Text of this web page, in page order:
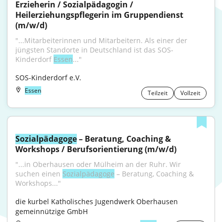
Erzieherin / Sozialpädagogin /
Heilerziehungspflegerin im Gruppendienst
(m/w/d)
"...Mitarbeiterinnen und Mitarbeitern. Als einer der
jüngsten Standorte in Deutschland ist das SOS-
Kinderdorf Essen..."
SOS-Kinderdorf e.V.
Essen Teilzeit Vollzeit
Sozialpädagoge – Beratung, Coaching &
Workshops / Berufsorientierung (m/w/d)
"...in Oberhausen oder Mülheim an der Ruhr. Wir
suchen einen Sozialpädagoge – Beratung, Coaching &
Workshops..."
die kurbel Katholisches Jugendwerk Oberhausen
gemeinnützige GmbH